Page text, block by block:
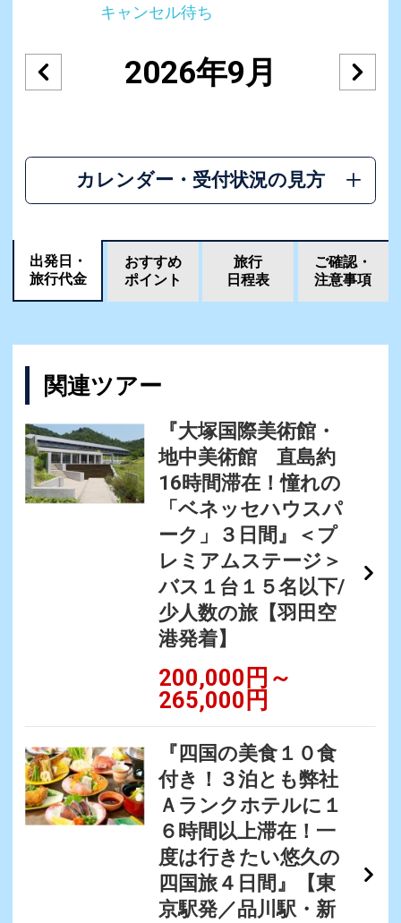
キャンセル待ち
2026年9月
カレンダー・受付状況の見方
出発日・
旅行代金
おすすめ
ポイント
旅行
日程表
ご確認・
注意事項
関連ツアー
『大塚国際美術館・
地中美術館 直島約
16時間滞在！憧れの
「ベネッセハウスパ
ーク」３日間』＜プ
レミアムステージ＞
バス１台１５名以下/
少人数の旅【羽田空
港発着】
200,000円～
265,000円
『四国の美食１０食
付き！３泊とも弊社
Ａランクホテルに１
６時間以上滞在！一
度は行きたい悠久の
四国旅４日間』【東
京駅発／品川駅・新